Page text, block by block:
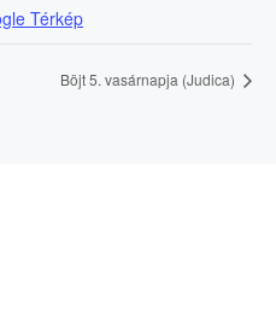
Térkép
Böjt 5. vasárnapja (Judica)